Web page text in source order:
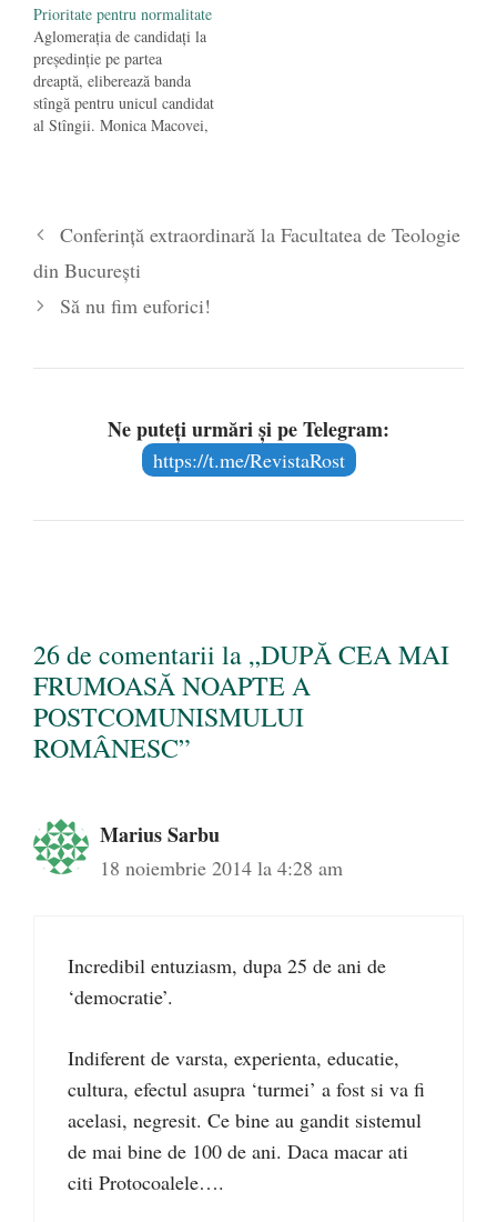
Prioritate pentru normalitate
Aglomerația de candidați la
președinție pe partea
dreaptă, eliberează banda
stîngă pentru unicul candidat
al Stîngii. Monica Macovei,
Popescu Tăriceanu au de
de procente. Tăriceanu e
favorizat de…
Conferință extraordinară la Facultatea de Teologie
din București
Să nu fim euforici!
Ne puteți urmări și pe Telegram:
https://t.me/RevistaRost
26 de comentarii la „DUPĂ CEA MAI
FRUMOASĂ NOAPTE A
POSTCOMUNISMULUI
ROMÂNESC”
Marius Sarbu
18 noiembrie 2014 la 4:28 am
Incredibil entuziasm, dupa 25 de ani de
‘democratie’.
Indiferent de varsta, experienta, educatie,
cultura, efectul asupra ‘turmei’ a fost si va fi
acelasi, negresit. Ce bine au gandit sistemul
de mai bine de 100 de ani. Daca macar ati
citi Protocoalele….